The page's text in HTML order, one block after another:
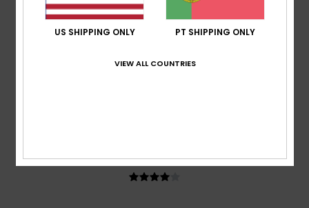
Mostrar original - Francês
4/5
US SHIPPING ONLY PT SHIPPING ONLY
VIEW ALL COUNTRIES